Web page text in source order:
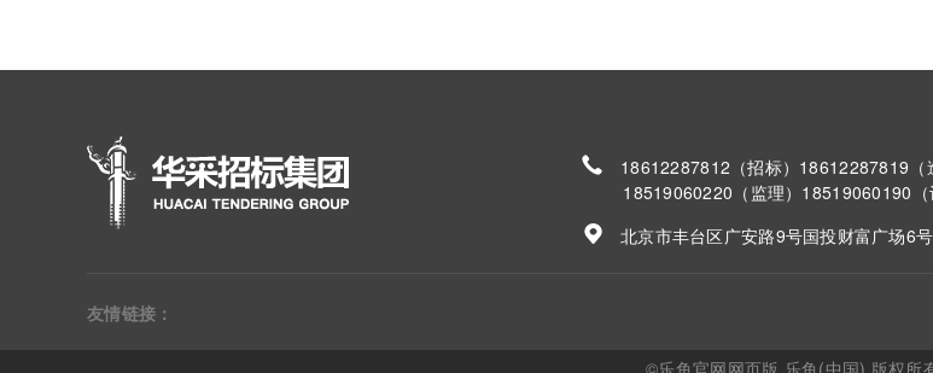
18612287812（招标）18612287819（
18519060220（监理）18519060190（
北京市丰台区广安路9号国投财富广场6
友情链接：
©乐鱼官网网页版,乐鱼(中国) 版权